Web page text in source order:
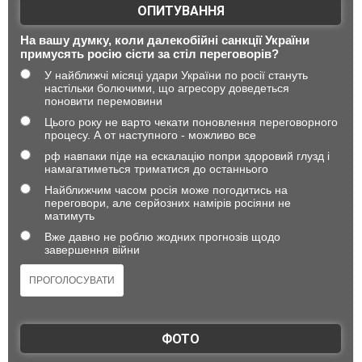
ОПИТУВАННЯ
На вашу думку, коли далекобійні санкції України
примусять росію сісти за стіл переговорів?
У найближчі місяці удари України по росії стануть
настільки болючими, що агресору доведеться
поновити перемовини
Цього року не варто чекати поновлення переговорного
процесу. А от наступного - можливо все
рф навпаки піде на ескалацію попри здоровий глузд і
намагатиметься триматися до останнього
Найближчим часом росія може погодитись на
переговори, але серйозних намірів росіяни не
матимуть
Вже давно не роблю жодних прогнозів щодо
завершення війни
ФОТО